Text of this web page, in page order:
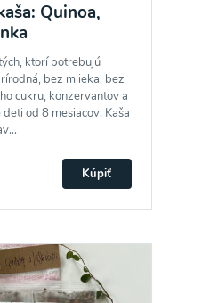
Quinoa,
ktorí potrebujú
bez mlieka, bez
cukru, konzervantov a
od 8 mesiacov. Kaša
Kúpiť